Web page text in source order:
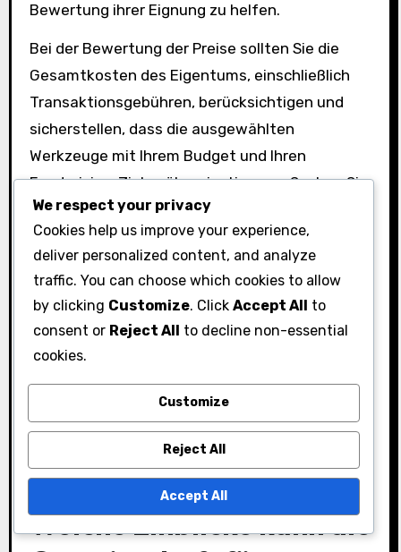
Bewertung ihrer Eignung zu helfen.
Bei der Bewertung der Preise sollten Sie die
Gesamtkosten des Eigentums, einschließlich
Transaktionsgebühren, berücksichtigen und
sicherstellen, dass die ausgewählten
Werkzeuge mit Ihrem Budget und Ihren
Fundraising-Zielen übereinstimmen. Suchen Sie
nach Werkzeugen, die transparente
Preismodelle anbieten, und vermeiden Sie
versteckte Gebühren, um finanzielle Klarheit zu
gewährleisten.
Welche Einblicke kann die
We respect your privacy
Cookies help us improve your experience,
deliver personalized content, and analyze
traffic. You can choose which cookies to allow
by clicking Customize. Click Accept All to
consent or Reject All to decline non-essential
cookies.
Customize
Reject All
Accept All